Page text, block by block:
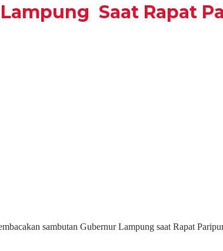
Saat Rapat
sambutan Gubernur Lampung saat Rapat